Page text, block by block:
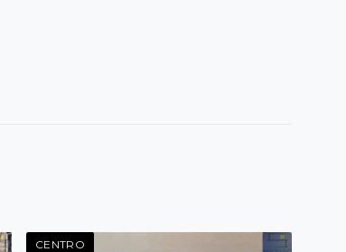
CENTRO